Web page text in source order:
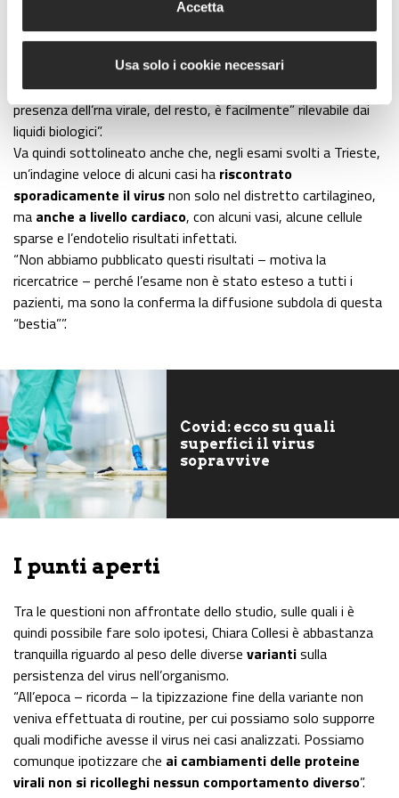
Accetta
Usa solo i cookie necessari
Collesi, “richiede broncoscopie e biopsie che sicuramente,
anche per la loro invasività, non possono essere considerati
esami di routinesostenibili dal sistema sanitario. La
presenza dell’rna virale, del resto, è facilmente” rilevabile dai
liquidi biologici”.
Va quindi sottolineato anche che, negli esami svolti a Trieste,
un’indagine veloce di alcuni casi ha riscontrato
sporadicamente il virusnon solo nel distretto cartilagineo,
ma anche a livello cardiaco, con alcuni vasi, alcune cellule
sparse e l’endotelio risultati infettati.
“Non abbiamo pubblicato questi risultati – motiva la
ricercatrice – perché l’esame non è stato esteso a tutti i
pazienti, ma sono la conferma la diffusione subdola di questa
“bestia””.
Covid: ecco su quali
superfici il virus
sopravvive
I punti aperti
Tra le questioni non affrontate dello studio, sulle quali i è
quindi possibile fare solo ipotesi, Chiara Collesi è abbastanza
tranquilla riguardo al peso delle diverse variantisulla
persistenza del virus nell’organismo.
“All’epoca – ricorda – la tipizzazione fine della variante non
veniva effettuata di routine, per cui possiamo solo supporre
quali modifiche avesse il virus nei casi analizzati. Possiamo
comunque ipotizzare che ai cambiamenti delle proteine
virali non si ricolleghi nessun comportamento diverso”.